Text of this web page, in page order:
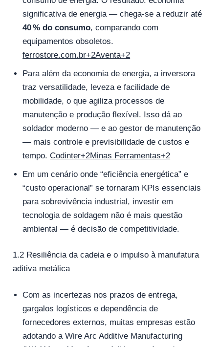
significativa de energia — chega-se a reduzir até
40 % do consumo, comparando com
equipamentos obsoletos.
ferrostore.com.br+2Aventa+2
Para além da economia de energia, a inversora
traz versatilidade, leveza e facilidade de
mobilidade, o que agiliza processos de
manutenção e produção flexível. Isso dá ao
soldador moderno — e ao gestor de manutenção
— mais controle e previsibilidade de custos e
tempo.Codinter+2Minas Ferramentas+2
Em um cenário onde “eficiência energética” e
“custo operacional” se tornaram KPIs essenciais
para sobrevivência industrial, investir em
tecnologia de soldagem não é mais questão
ambiental — é decisão de competitividade.
1.2 Resiliência da cadeia e o impulso à manufatura
aditiva metálica
Com as incertezas nos prazos de entrega,
gargalos logísticos e dependência de
fornecedores externos, muitas empresas estão
adotando a Wire Arc Additive Manufacturing